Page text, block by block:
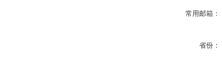
常用邮箱：
省份：